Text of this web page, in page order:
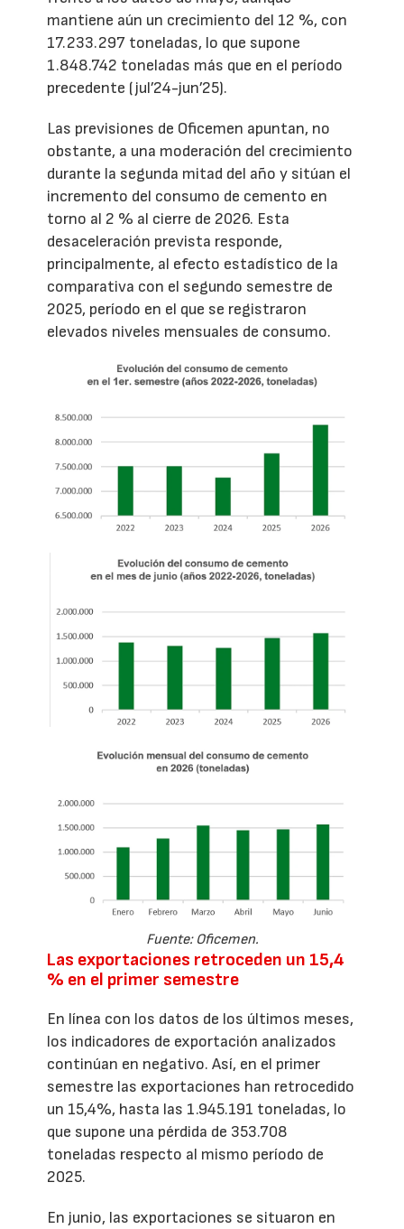
mantiene aún un crecimiento del 12 %, con
17.233.297 toneladas, lo que supone
1.848.742 toneladas más que en el período
precedente (jul’24-jun’25).
Las previsiones de Oficemen apuntan, no
obstante, a una moderación del crecimiento
durante la segunda mitad del año y sitúan el
incremento del consumo de cemento en
torno al 2 % al cierre de 2026. Esta
desaceleración prevista responde,
principalmente, al efecto estadístico de la
comparativa con el segundo semestre de
2025, período en el que se registraron
elevados niveles mensuales de consumo.
Fuente: Oficemen.
Las exportaciones retroceden un 15,4
% en el primer semestre
En línea con los datos de los últimos meses,
los indicadores de exportación analizados
continúan en negativo. Así, en el primer
semestre las exportaciones han retrocedido
un 15,4%, hasta las 1.945.191 toneladas, lo
que supone una pérdida de 353.708
toneladas respecto al mismo período de
2025.
En junio, las exportaciones se situaron en